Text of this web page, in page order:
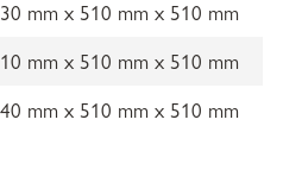
mm x 510 mm x 510 mm
mm x 510 mm x 510 mm
mm x 510 mm x 510 mm